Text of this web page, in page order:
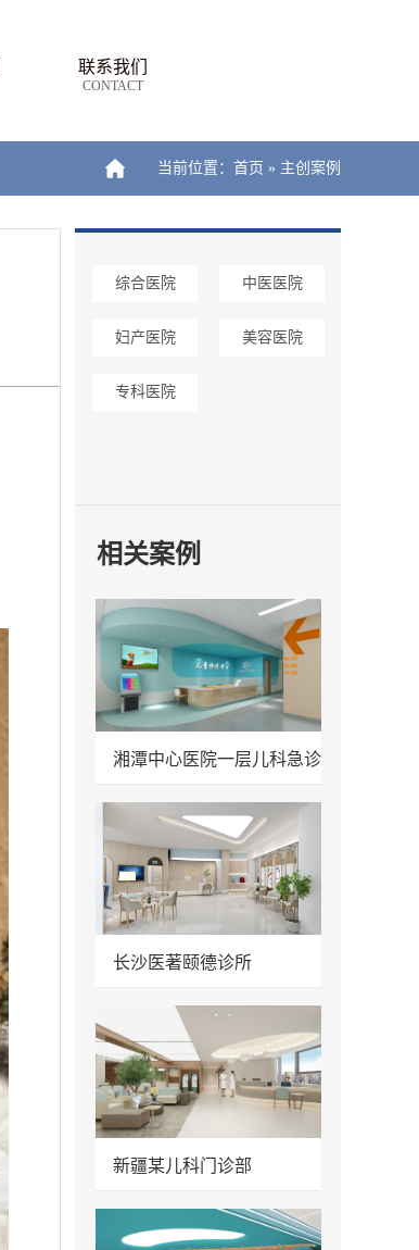
联系我们
CONTACT
当前位置： 首页 » 主创案例
综合医院 中医医院
妇产医院 美容医院
专科医院
相关案例
湘潭中心医院一层儿科急诊
长沙医著颐德诊所
新疆某儿科门诊部